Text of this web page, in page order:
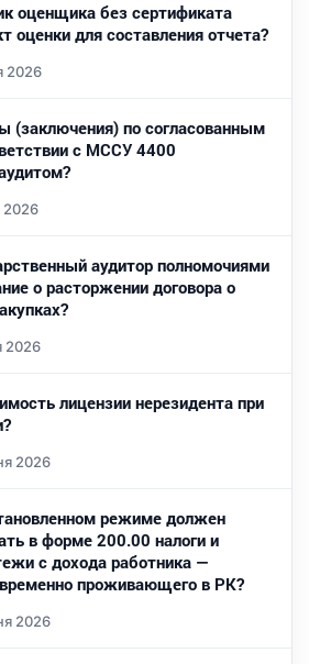
оценщика без сертификата
оценки для составления отчета?
2026
(заключения) по согласованным
с МССУ 4400
2026
аудитор полномочиями
о расторжении договора о
2026
лицензии нерезидента при
2026
режиме должен
в форме 200.00 налоги и
с дохода работника —
проживающего в РК?
2026